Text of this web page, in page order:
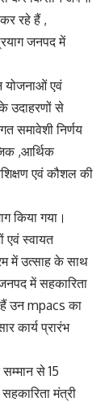
रहे हैं ,
जनपद में
योजनाओं एवं
उदाहरणों से
समावेशी निर्णय
,आर्थिक
एवं कौशल की
किया गया।
एवं स्वायत
में उत्साह के साथ
में सहकारिता
हैं उन mpacs का
कार्य प्रारंभ
से 15
सहकारिता मंत्री